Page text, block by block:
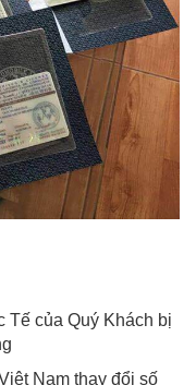
Tế của Quý Khách bị
Nam thay đổi số